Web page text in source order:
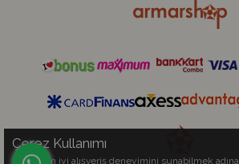
Çerez Kullanımı
Sizlere en iyi alışveriş deneyimini sunabilmek adına